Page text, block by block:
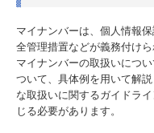
マイナンバーは、個人情報
全管理措置などが義務付けら
マイナンバーの取扱いにつ
ついて、具体例を用いて解
な取扱いに関するガイドラ
じる必要があります。